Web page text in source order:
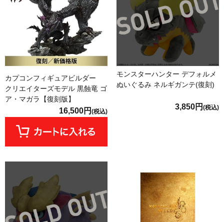
カプコンフィギュアビルダー
クリエイターズモデル 黒蝕竜 ゴ
ア・マガラ【復刻版】
16,500円 (税込)
モンスターハンター デフォルメ
ぬいぐるみ ネルギガンテ(復刻)
3,850円 (税込)